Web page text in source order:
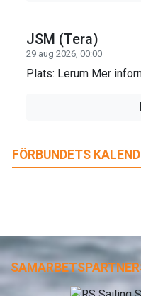
JSM (Tera)
29 aug 2026, 00:00
Plats: Lerum Mer
FÖRBUNDETS